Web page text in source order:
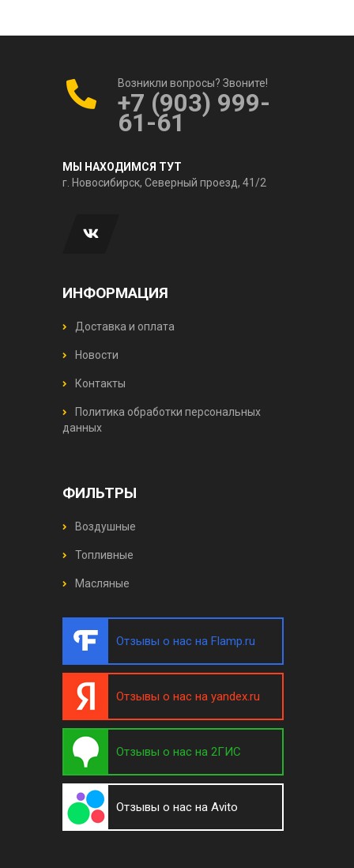
Возникли вопросы? Звоните!
+7 (903) 999-
61-61
МЫ НАХОДИМСЯ ТУТ
г. Новосибирск, Северный проезд, 41/2
ИНФОРМАЦИЯ
Доставка и оплата
Новости
Контакты
Политика обработки персональных
данных
ФИЛЬТРЫ
Воздушные
Топливные
Масляные
Отзывы о нас на Flamp.ru
Отзывы о нас на yandex.ru
Отзывы о нас на 2ГИС
Отзывы о нас на Avito